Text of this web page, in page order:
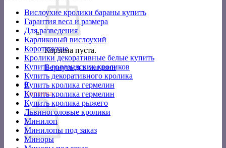
Корзина пуста.
Вернуться в магазин
0
Корзина
Вислоухие кролики бараны купить
Гарантия веса и размера
Для разведения
Карликовый вислоухий
Короткоухие
Кролики декоративные белые купить
Купить голландских кроликов
Купить декоративного кролика
Купить кролика гермелин
Купить кролика гермелин
Купить кролика рыжего
Львиноголовые кролики
Минилоп
Минилопы под заказ
Миноры